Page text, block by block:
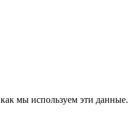
мы используем эти данные.